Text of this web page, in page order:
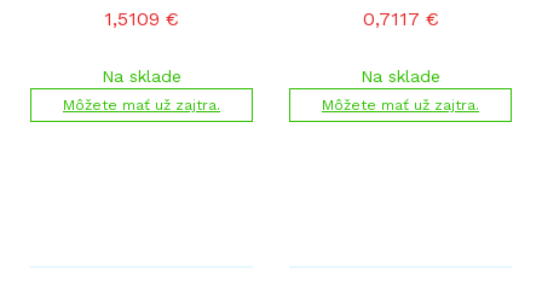
1,5109 €
Na sklade
Môžete mať už zajtra.
0,7117 €
Na sklade
Môžete mať už zajtra.